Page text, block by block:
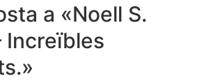
a «Noell S.
Increïbles